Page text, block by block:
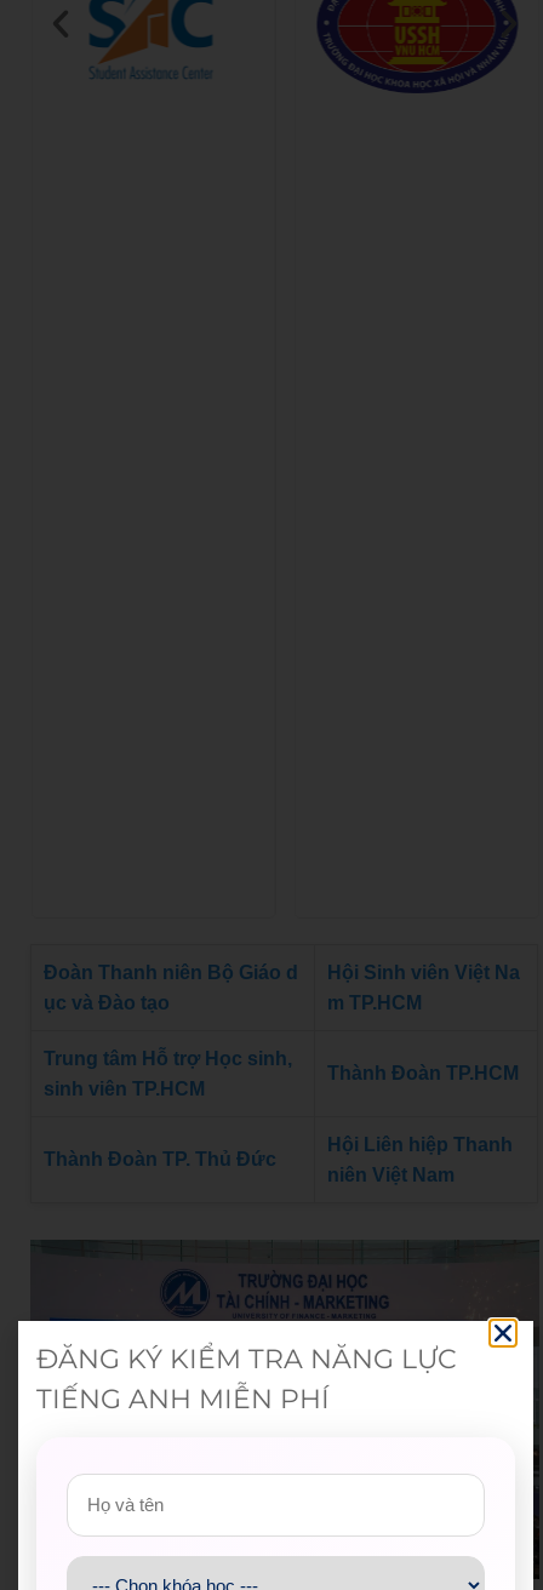
Đoàn Thanh niên Bộ Giáo d
ục và Đào tạo
Hội Sinh viên Việt Na
m TP.HCM
Trung tâm Hỗ trợ Học sinh,
sinh viên TP.HCM
Thành Đoàn TP.HCM
Thành Đoàn TP. Thủ Đức
Hội Liên hiệp Thanh
niên Việt Nam
ĐĂNG KÝ KIỂM TRA NĂNG LỰC
TIẾNG ANH MIỄN PHÍ